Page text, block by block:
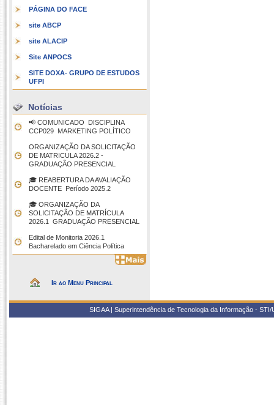
PÁGINA DO FACE
site ABCP
site ALACIP
Site ANPOCS
SITE DOXA- GRUPO DE ESTUDOS
UFPI
Notícias
📢 COMUNICADO  DISCIPLINA
CCP029  MARKETING POLÍTICO
ORGANIZAÇÃO DA SOLICITAÇÃO
DE MATRICULA 2026.2 -
GRADUAÇÃO PRESENCIAL
🎓 REABERTURA DA AVALIAÇÃO
DOCENTE  Período 2025.2
🎓 ORGANIZAÇÃO DA
SOLICITAÇÃO DE MATRÍCULA
2026.1  GRADUAÇÃO PRESENCIAL
Edital de Monitoria 2026.1 
Bacharelado em Ciência Política
Ir ao Menu Principal
SIGAA | Superintendência de Tecnologia da Informação -